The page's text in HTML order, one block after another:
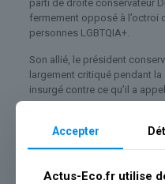
parti de droite conservateur
fermement opposé à l’octroi
personnes LGBTQIA+.
Son allié, le président
largement critiqué pendant
insurgé contre ce qu’il a
comparant au communisme.
« Après huit ans de
à l’égard des personnes
Accepter
Actus-Eco.fr utilise